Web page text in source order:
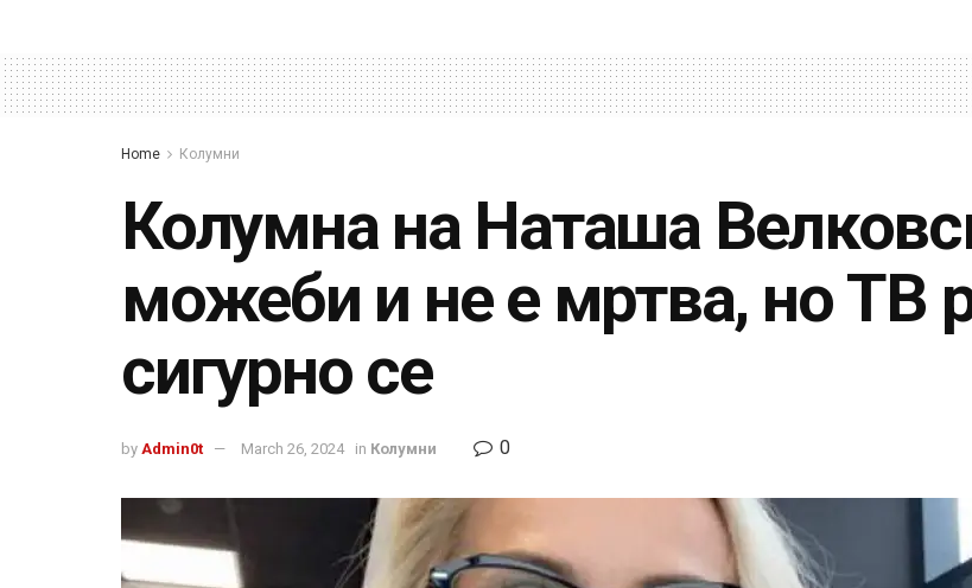
Home Колумни
Колумна на Наташа
можеби и не е мртва, но ТВ
сигурно се
by Admin0t March 26, 2024 in Колумни 0